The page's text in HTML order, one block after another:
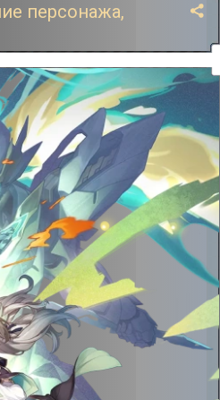
персонажа,